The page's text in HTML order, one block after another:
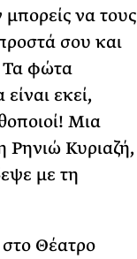
να τους
σου και
Τα φώτα
εκεί,
Μια
Ρηνιώ Κυριαζή,
με τη
Θέατρο
πριν